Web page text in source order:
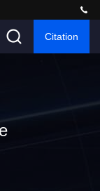
Citation